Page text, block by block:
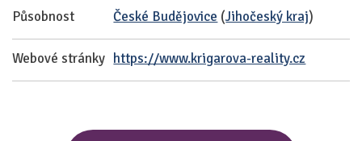
Působnost České Budějovice (Jihočeský kraj)
Webové stránky https://www.krigarova-reality.cz